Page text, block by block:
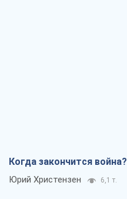
Когда закончится война?
Юрий Христензен 6,1 т.